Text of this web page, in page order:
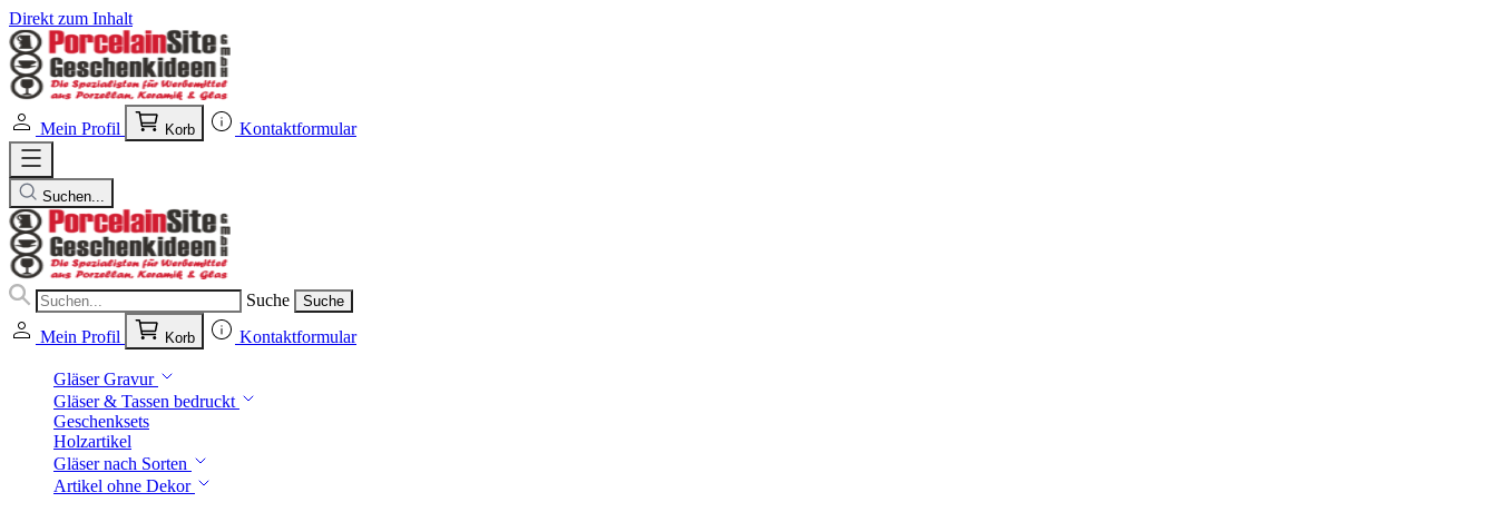
Direkt zum Inhalt
Mein Profil Korb Kontaktformular
Suchen...
Suche Suche
Mein Profil Korb Kontaktformular
Gläser Gravur
Gläser & Tassen bedruckt
Geschenksets
Holzartikel
Gläser nach Sorten
Artikel ohne Dekor